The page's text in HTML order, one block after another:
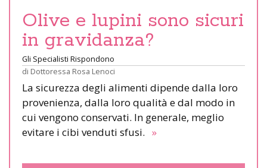
Olive e lupini sono sicuri
in gravidanza?
Gli Specialisti Rispondono
di Dottoressa Rosa Lenoci
La sicurezza degli alimenti dipende dalla loro
provenienza, dalla loro qualità e dal modo in
cui vengono conservati. In generale, meglio
evitare i cibi venduti sfusi. »